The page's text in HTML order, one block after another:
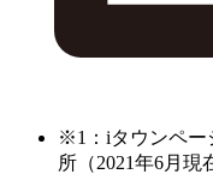
※1：iタウンペー
所（2021年6月